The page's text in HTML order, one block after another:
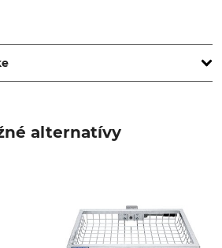
alternatívy